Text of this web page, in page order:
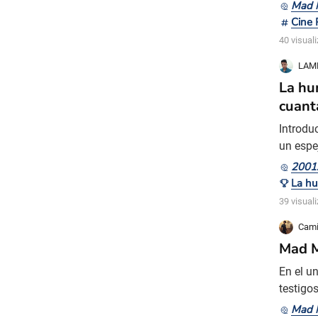
un
Mad
Cine
40
La
un
mal.
39
Mad
En el
Mad